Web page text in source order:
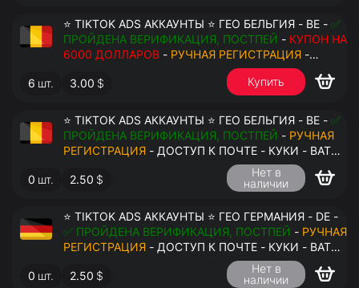
⭐ TIKTOK ADS АККАУНТЫ ⭐ ГЕО БЕЛЬГИЯ - BE - ✅
ПРОЙДЕНА ВЕРИФИКАЦИЯ, ПОСТПЕЙ - КУПОН НА
6000 ДОЛЛАРОВ - РУЧНАЯ РЕГИСТРАЦИЯ -
ДОСТУП К ПОЧТЕ - КУКИ - ВАТ ЗАПОЛНЕН -
ПЕРЕДАЧА В АНТИДЕТЕКТ
6 шт. 3.00 $ Купить
⭐ TIKTOK ADS АККАУНТЫ ⭐ ГЕО БЕЛЬГИЯ - BE - ✅
ПРОЙДЕНА ВЕРИФИКАЦИЯ, ПОСТПЕЙ - РУЧНАЯ
РЕГИСТРАЦИЯ - ДОСТУП К ПОЧТЕ - КУКИ - ВАТ
ЗАПОЛНЕН - ПЕРЕДАЧА В АНТИДЕТЕКТ
0 шт. 2.50 $
Нет в
наличии
⭐ TIKTOK ADS АККАУНТЫ ⭐ ГЕО ГЕРМАНИЯ - DE -
✅ ПРОЙДЕНА ВЕРИФИКАЦИЯ, ПОСТПЕЙ - РУЧНАЯ
РЕГИСТРАЦИЯ - ДОСТУП К ПОЧТЕ - КУКИ - ВАТ
ЗАПОЛНЕН - ПЕРЕДАЧА В АНТИДЕТЕКТ
0 шт. 2.50 $
Нет в
наличии
$